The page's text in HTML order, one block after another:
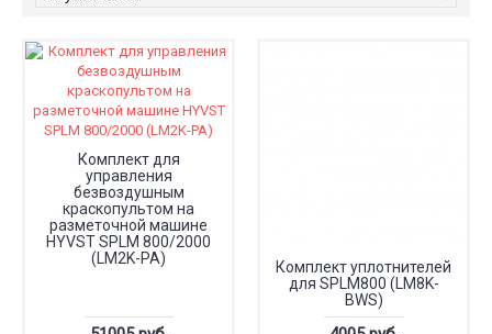
Комплект для
управления
безвоздушным
краскопультом на
разметочной машине
HYVST SPLM 800/2000
(LM2K-PA)
Комплект уплотнителей
для SPLM800 (LM8K-
BWS)